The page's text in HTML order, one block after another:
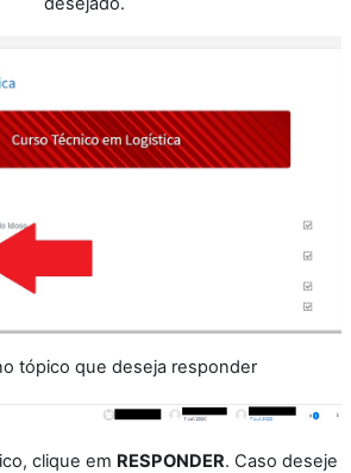
tópico que deseja responder
clique em RESPONDER. Caso deseje